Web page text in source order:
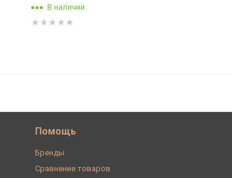
В наличии
Помощь
Бренды
Сравнение товаров